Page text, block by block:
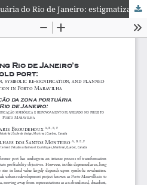
A reinvenção da zona portuária do Rio de Janeiro: estigmatização territorial, ressignificação simbólica e repovoamento planejado no projeto Porto Maravilha